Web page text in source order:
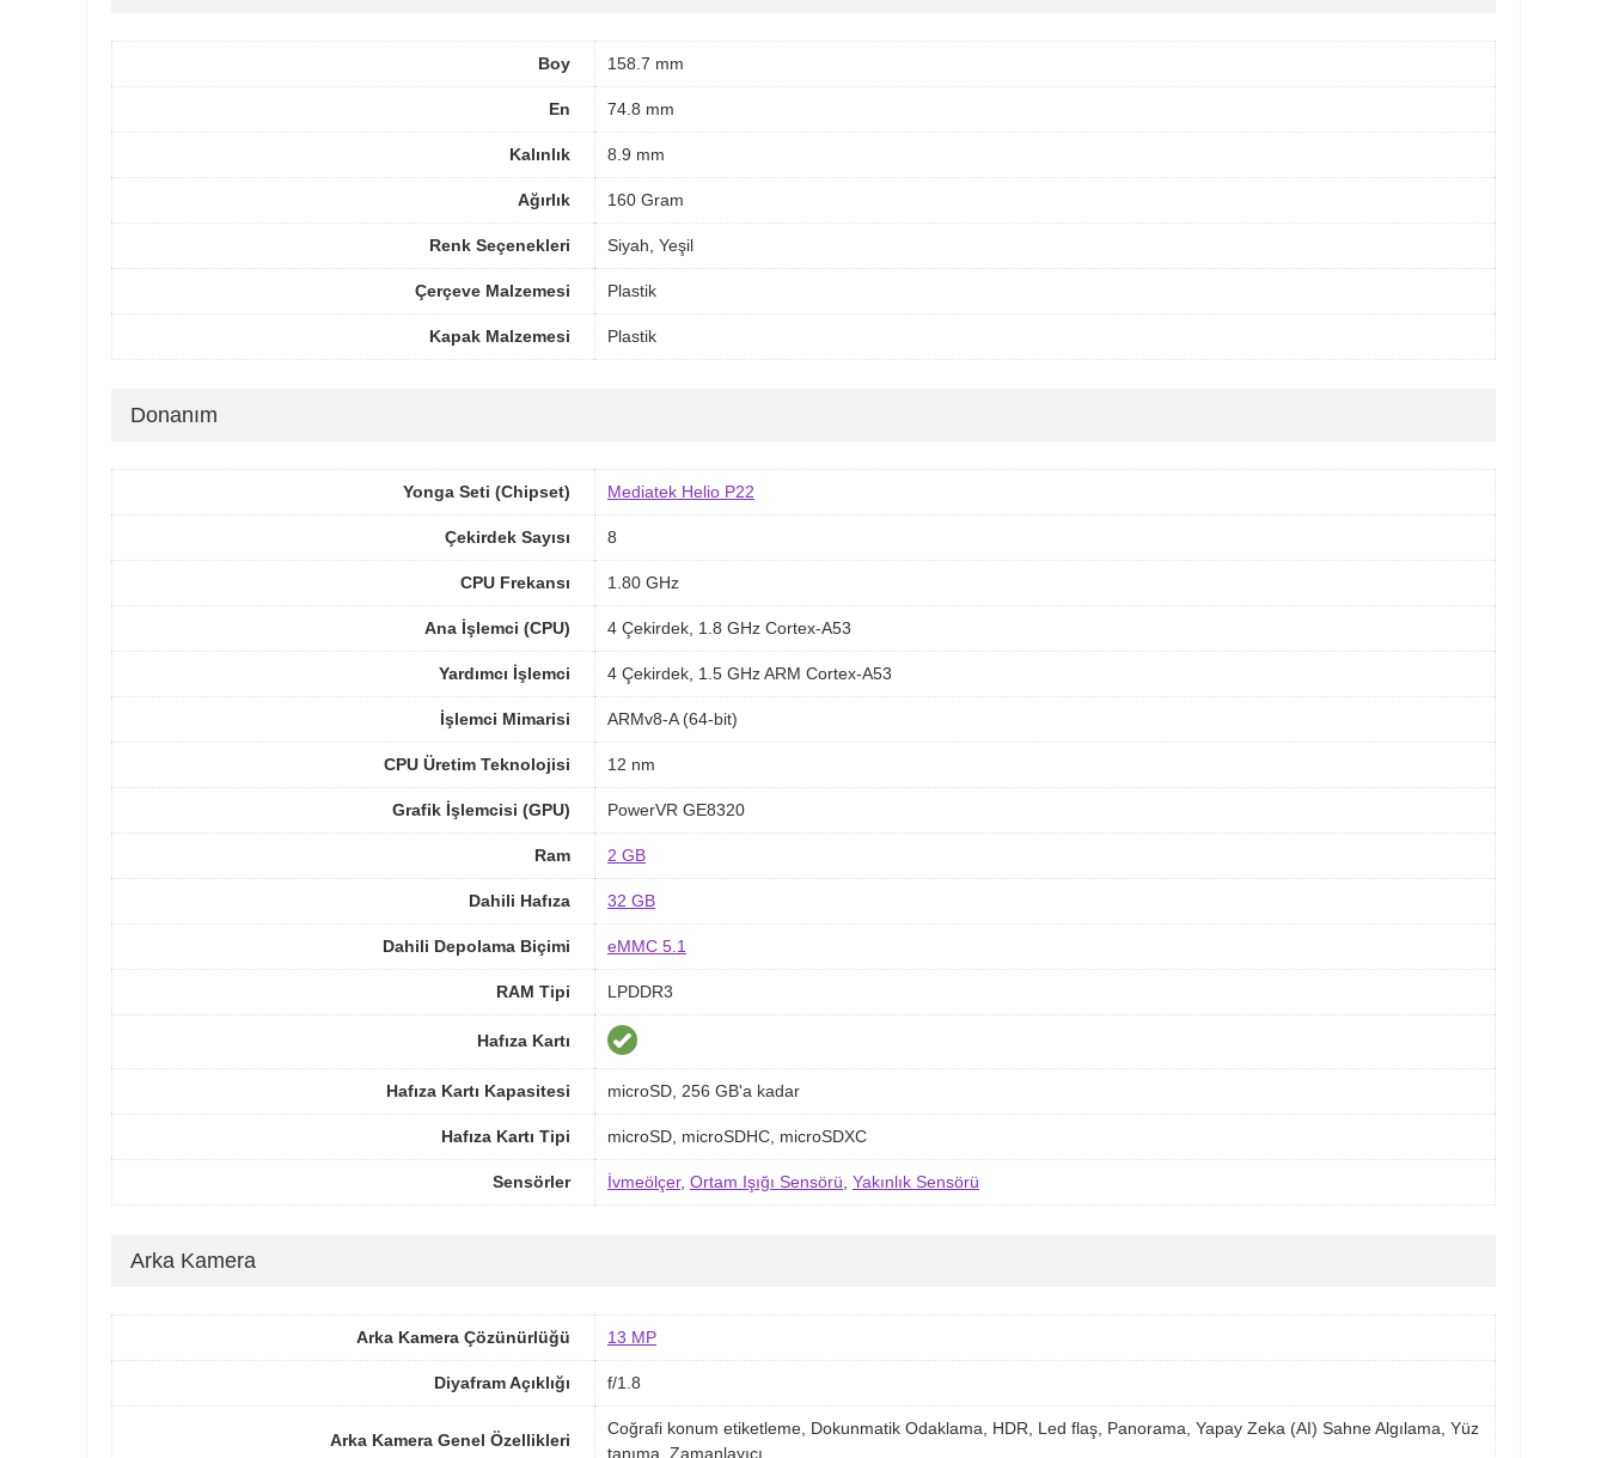
Boy 158.7 mm
En 74.8 mm
Kalınlık 8.9 mm
Ağırlık 160 Gram
Renk Seçenekleri Siyah, Yeşil
Çerçeve Malzemesi Plastik
Kapak Malzemesi Plastik
Donanım
Yonga Seti (Chipset) Mediatek Helio P22
Çekirdek Sayısı 8
CPU Frekansı 1.80 GHz
Ana İşlemci (CPU) 4 Çekirdek, 1.8 GHz Cortex-A53
Yardımcı İşlemci 4 Çekirdek, 1.5 GHz ARM Cortex-A53
İşlemci Mimarisi ARMv8-A (64-bit)
CPU Üretim Teknolojisi 12 nm
Grafik İşlemcisi (GPU) PowerVR GE8320
Ram 2 GB
Dahili Hafıza 32 GB
Dahili Depolama Biçimi eMMC 5.1
RAM Tipi LPDDR3
Hafıza Kartı
Hafıza Kartı Kapasitesi microSD, 256 GB'a kadar
Hafıza Kartı Tipi microSD, microSDHC, microSDXC
Sensörler İvmeölçer, Ortam Işığı Sensörü Yakınlık Sensörü
Arka Kamera
Arka Kamera Çözünürlüğü 13 MP
Diyafram Açıklığı f/1.8
Arka Kamera Genel Özellikleri
Coğrafi konum etiketleme, Dokunmatik Odaklama, HDR, Led flaş, Panorama, Yapay Zeka (AI) Sahne Algılama, Yüz
tanıma, Zamanlayıcı